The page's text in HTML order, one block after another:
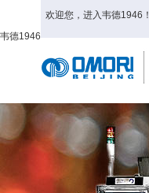
韦德1946
欢迎您，进入韦德1946！